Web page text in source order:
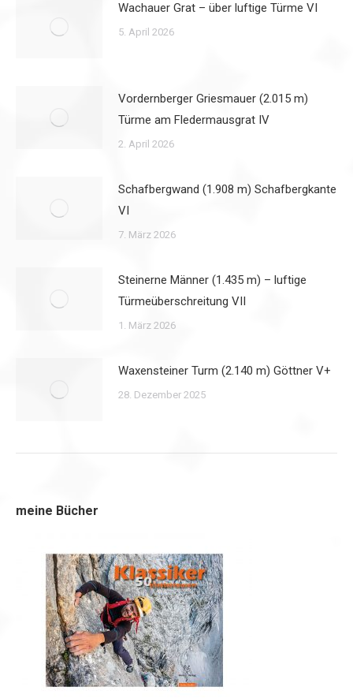
Wachauer Grat – über luftige Türme VI
5. April 2026
Vordernberger Griesmauer (2.015 m)
Türme am Fledermausgrat IV
2. April 2026
Schafbergwand (1.908 m) Schafbergkante
VI
7. März 2026
Steinerne Männer (1.435 m) – luftige
Türmeüberschreitung VII
1. März 2026
Waxensteiner Turm (2.140 m) Göttner V+
28. Dezember 2025
meine Bücher